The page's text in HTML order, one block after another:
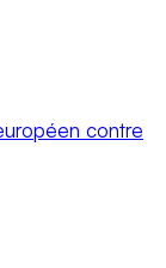
contre